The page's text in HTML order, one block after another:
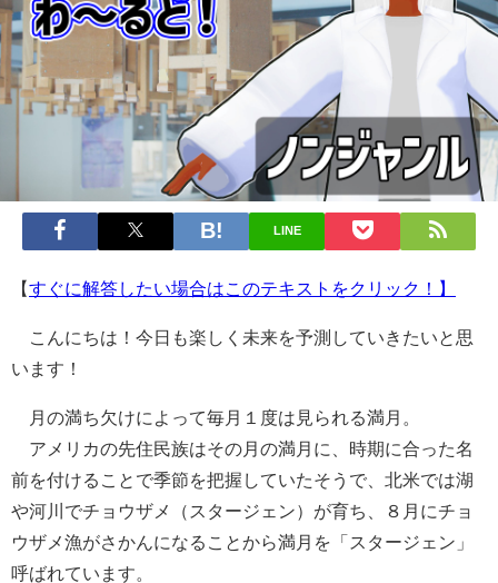
LINE
【すぐに解答したい場合はこのテキストをクリック！】
こんにちは！今日も楽しく未来を予測していきたいと思
います！
月の満ち欠けによって毎月１度は見られる満月。
アメリカの先住民族はその月の満月に、時期に合った名
前を付けることで季節を把握していたそうで、北米では湖
や河川でチョウザメ（スタージェン）が育ち、８月にチョ
ウザメ漁がさかんになることから満月を「スタージェン」
呼ばれています。